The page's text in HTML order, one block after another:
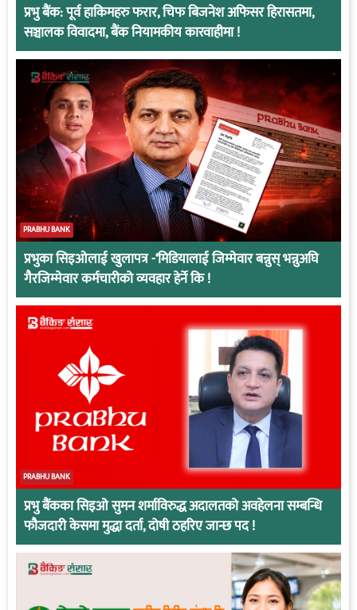
प्रभु बैंक: पूर्व हाकिमहरु फरार, चिफ बिजनेश अफिसर हिरासतमा,
सञ्चालक विवादमा, बैंक नियामकीय कारवाहीमा !
PRABHU BANK
प्रभुका सिइओलाई खुलापत्र -‘मिडियालाई जिम्मेवार बन्नुस् भन्नुअघि
गैरजिम्मेवार कर्मचारीको व्यवहार हेर्ने कि !
PRABHU BANK
प्रभु बैंकका सिइओ सुमन शर्माविरुद्ध अदालतको अवहेलना सम्बन्धि
फौजदारी केसमा मुद्धा दर्ता, दोषी ठहरिए जान्छ पद !